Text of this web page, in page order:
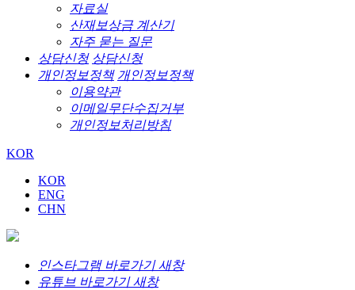
자료실
산재보상금 계산기
자주 묻는 질문
상담신청 상담신청
개인정보정책 개인정보정책
이용약관
이메일무단수집거부
개인정보처리방침
KOR
KOR
ENG
CHN
인스타그램 바로가기 새창
유튜브 바로가기 새창